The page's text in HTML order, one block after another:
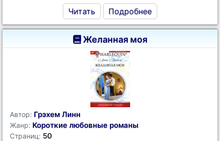
Читать Подробнее
Желанная моя
Автор: Грэхем Линн
Жанр: Короткие любовные романы
Страниц: 50